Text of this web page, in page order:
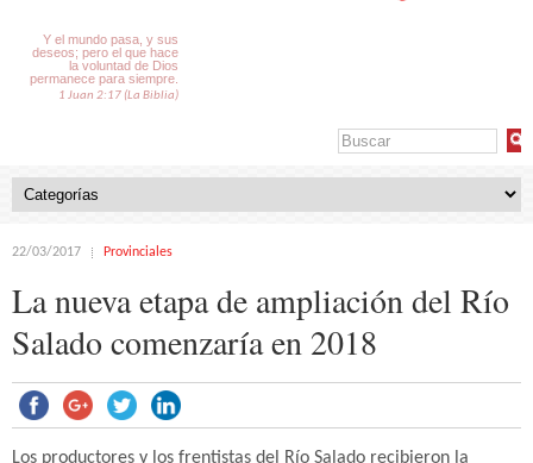
Y el mundo pasa, y sus
deseos; pero el que hace
la voluntad de Dios
permanece para siempre.
1 Juan 2:17 (La Biblia)
22/03/2017 Provinciales
La nueva etapa de ampliación del Río
Salado comenzaría en 2018
Los productores y los frentistas del Río Salado recibieron la